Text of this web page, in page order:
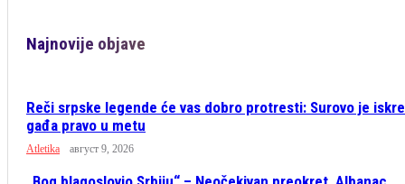
Najnovije objave
Reči srpske legende će vas dobro protresti: Surovo je
gađa pravo u metu
Atletika август 9, 2026